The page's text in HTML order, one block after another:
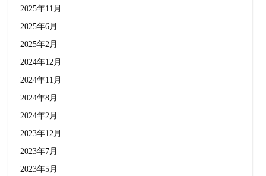
2025年11月
2025年6月
2025年2月
2024年12月
2024年11月
2024年8月
2024年2月
2023年12月
2023年7月
2023年5月